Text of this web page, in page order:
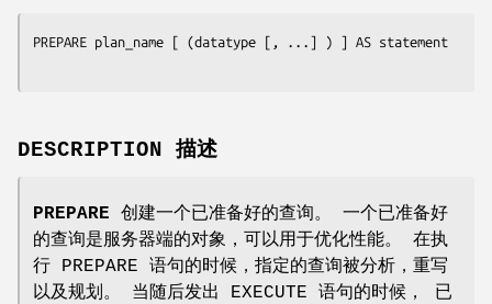
PREPARE plan_name [ (datatype [, ...] ) ] AS statement
DESCRIPTION 描述
PREPARE 创建一个已准备好的查询。 一个已准备好
的查询是服务器端的对象，可以用于优化性能。 在执
行 PREPARE 语句的时候，指定的查询被分析，重写
以及规划。 当随后发出 EXECUTE 语句的时候， 已